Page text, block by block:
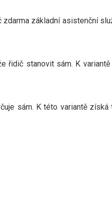
základní asistenční
řidič stanovit sám. K
sám. K této variantě získá